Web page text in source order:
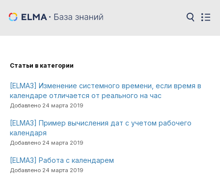
Cтатьи в категории
[ELMA3] Изменение системного времени, если время в
календаре отличается от реального на час
Добавлено 24 марта 2019
[ELMA3] Пример вычисления дат с учетом рабочего
календаря
Добавлено 24 марта 2019
[ELMA3] Работа с календарем
Добавлено 24 марта 2019